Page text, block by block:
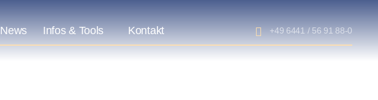
News Infos & Tools Kontakt +49 6441 / 56 91 88-0